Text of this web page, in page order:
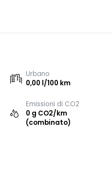
Urbano
0,00 l/100 km
Emissioni di CO2
0 g CO2/km
(combinato)